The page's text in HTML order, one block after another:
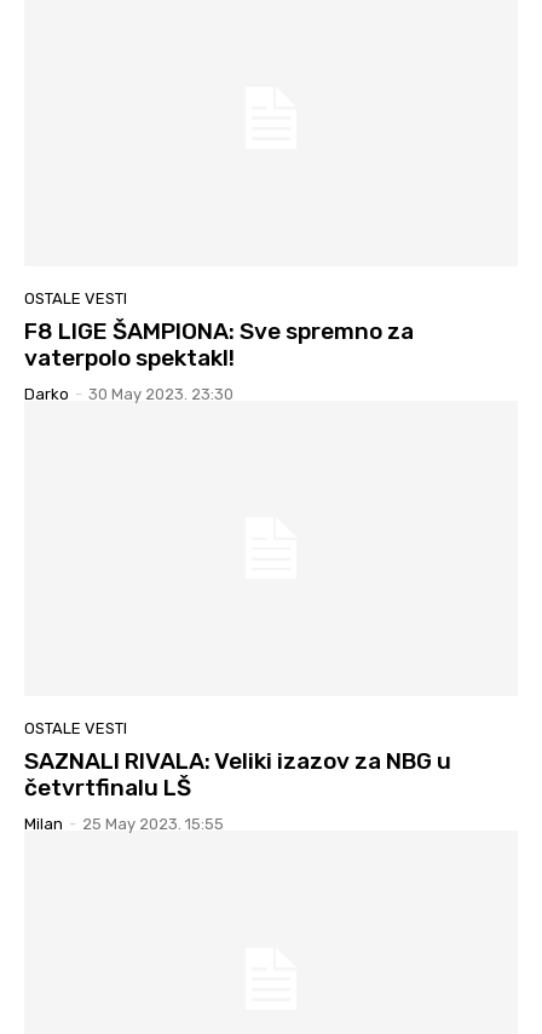
OSTALE VESTI
F8 LIGE ŠAMPIONA: Sve spremno za
vaterpolo spektakl!
Darko - 30 May 2023. 23:30
OSTALE VESTI
SAZNALI RIVALA: Veliki izazov za NBG u
četvrtfinalu LŠ
Milan - 25 May 2023. 15:55